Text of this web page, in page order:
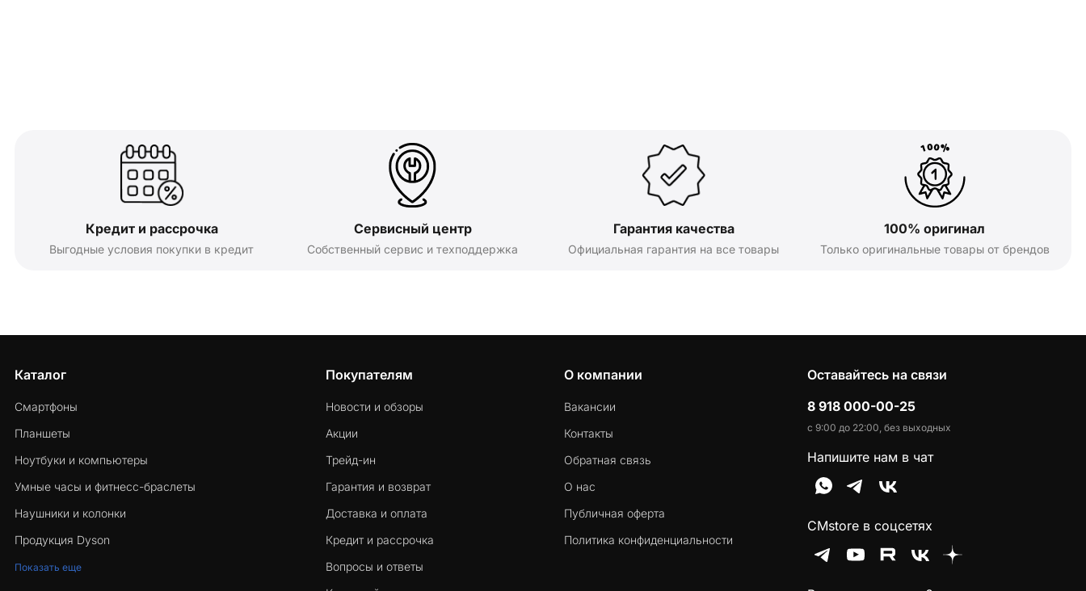
Кредит и рассрочка
Выгодные условия покупки в кредит
Сервисный центр
Собственный сервис и техподдержка
Гарантия качества
Официальная гарантия на все товары
100% оригинал
Только оригинальные товары от брендов
Каталог
Смартфоны
Планшеты
Ноутбуки и компьютеры
Умные часы и фитнесс-браслеты
Наушники и колонки
Продукция Dyson
Показать еще
Покупателям
Новости и обзоры
Акции
Трейд-ин
Гарантия и возврат
Доставка и оплата
Кредит и рассрочка
Вопросы и ответы
О компании
Вакансии
Контакты
Обратная связь
О нас
Публичная оферта
Политика конфиденциальности
Оставайтесь на связи
8 918 000-00-25
с 9:00 до 22:00, без выходных
Напишите нам в чат
CMstore в соцсетях